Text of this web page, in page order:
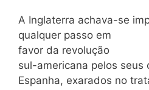
A Inglaterra achava-se
qualquer passo em
favor da revolução
sul-americana pelos seus
Espanha, exarados no